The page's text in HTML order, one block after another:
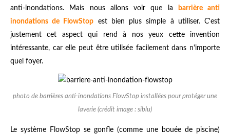
anti-inondations. Mais nous allons voir que la
barrière anti
inondations de FlowStop est bien plus simple à utiliser. C'est
justement cet aspect qui rend à nos yeux cette invention
intéressante, car elle peut être utilisée facilement dans n'importe
quel foyer.
photo de barrières anti-inondations FlowStop installées pour protéger une
laverie (crédit image : siblu)
Le système FlowStop se gonfle (comme une bouée de piscine)